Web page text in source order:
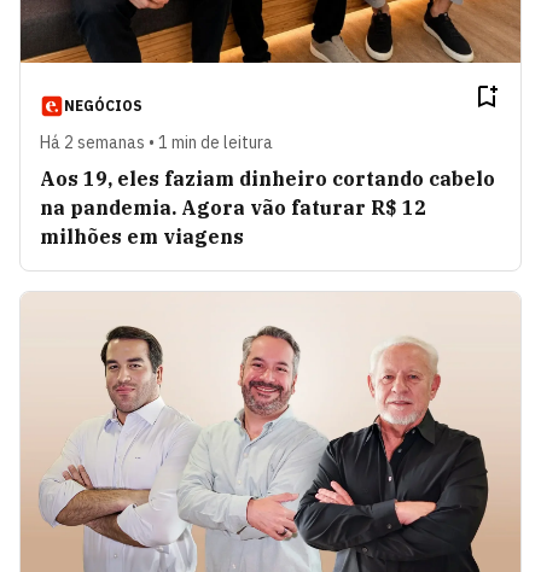
NEGÓCIOS
Há 2 semanas • 1 min de leitura
Aos 19, eles faziam dinheiro cortando cabelo
na pandemia. Agora vão faturar R$ 12
milhões em viagens